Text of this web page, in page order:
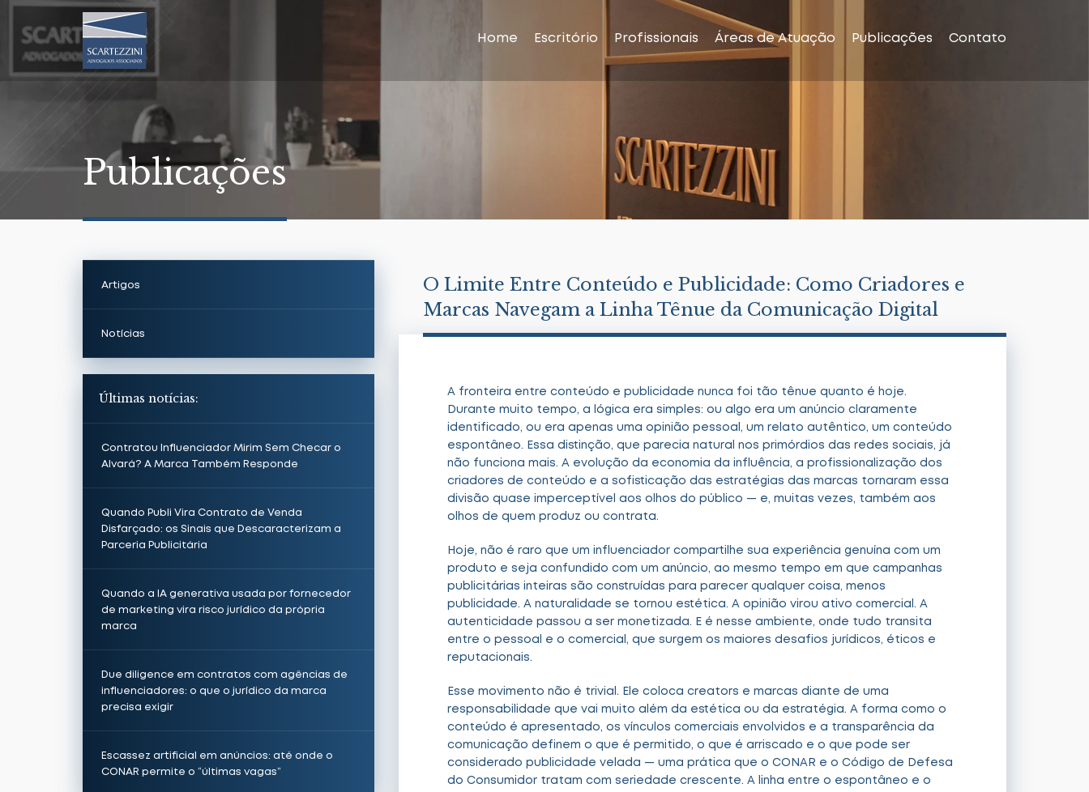
Home Escritório Profissionais Áreas de Atuação Publicações Contato
Publicações
Artigos
Notícias
Últimas notícias:
Contratou Influenciador Mirim Sem Checar o
Alvará? A Marca Também Responde
Quando Publi Vira Contrato de Venda
Disfarçado: os Sinais que Descaracterizam a
Parceria Publicitária
Quando a IA generativa usada por fornecedor
de marketing vira risco jurídico da própria
marca
Due diligence em contratos com agências de
influenciadores: o que o jurídico da marca
precisa exigir
Escassez artificial em anúncios: até onde o
CONAR permite o “últimas vagas”
O Limite Entre Conteúdo e Publicidade: Como Criadores e
Marcas Navegam a Linha Tênue da Comunicação Digital
A fronteira entre conteúdo e publicidade nunca foi tão tênue quanto é hoje.
Durante muito tempo, a lógica era simples: ou algo era um anúncio claramente
identificado, ou era apenas uma opinião pessoal, um relato autêntico, um conteúdo
espontâneo. Essa distinção, que parecia natural nos primórdios das redes sociais, já
não funciona mais. A evolução da economia da influência, a profissionalização dos
criadores de conteúdo e a sofisticação das estratégias das marcas tornaram essa
divisão quase imperceptível aos olhos do público — e, muitas vezes, também aos
olhos de quem produz ou contrata.
Hoje, não é raro que um influenciador compartilhe sua experiência genuína com um
produto e seja confundido com um anúncio, ao mesmo tempo em que campanhas
publicitárias inteiras são construídas para parecer qualquer coisa, menos
publicidade. A naturalidade se tornou estética. A opinião virou ativo comercial. A
autenticidade passou a ser monetizada. E é nesse ambiente, onde tudo transita
entre o pessoal e o comercial, que surgem os maiores desafios jurídicos, éticos e
reputacionais.
Esse movimento não é trivial. Ele coloca creators e marcas diante de uma
responsabilidade que vai muito além da estética ou da estratégia. A forma como o
conteúdo é apresentado, os vínculos comerciais envolvidos e a transparência da
comunicação definem o que é permitido, o que é arriscado e o que pode ser
considerado publicidade velada — uma prática que o CONAR e o Código de Defesa
do Consumidor tratam com seriedade crescente. A linha entre o espontâneo e o